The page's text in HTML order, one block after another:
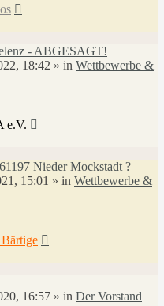
- ABGESAGT!
18:42 » in Wettbewerbe &
e.V.
Nieder Mockstadt ?
15:01 » in Wettbewerbe &
16:57 » in Der Vorstand